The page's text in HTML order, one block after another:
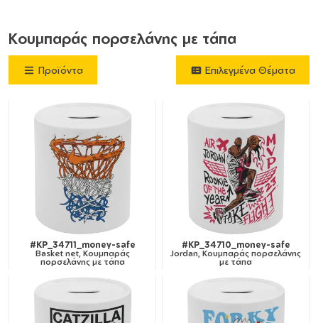
Επιλεγμένα Θέματα
Προϊόντα
Κουμπαράς πορσελάνης με τάπα
#KP_34711_money-safe
Basket net, Κουμπαράς
πορσελάνης με τάπα
#KP_34710_money-safe
Jordan, Κουμπαράς πορσελάνης
με τάπα